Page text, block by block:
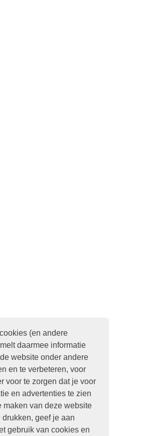
(en andere
daarmee informatie
website onder andere
en te verbeteren, voor
voor te zorgen dat je voor
en advertenties te zien
maken van deze website
geef je aan
gebruik van cookies en